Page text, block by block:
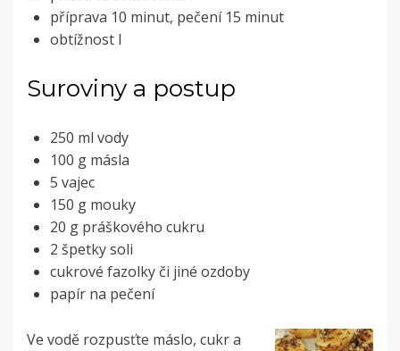
příprava 10 minut, pečení 15 minut
obtížnost I
Suroviny a postup
250 ml vody
100 g másla
5 vajec
150 g mouky
20 g práškového cukru
2 špetky soli
cukrové fazolky či jiné ozdoby
papír na pečení
Ve vodě rozpusťte máslo, cukr a